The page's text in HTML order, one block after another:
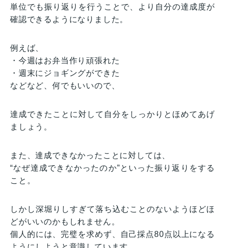
単位でも振り返りを行うことで、より自分の達成度が
確認できるようになりました。
例えば、
・今週はお弁当作り頑張れた
・週末にジョギングができた
などなど、何でもいいので、
達成できたことに対して自分をしっかりとほめてあげ
ましょう。
また、達成できなかったことに対しては、
“なぜ達成できなかったのか”といった振り返りをする
こと。
しかし深堀りしすぎて落ち込むことのないようほどほ
どがいいのかもしれません。
個人的には、完璧を求めず、自己採点80点以上になる